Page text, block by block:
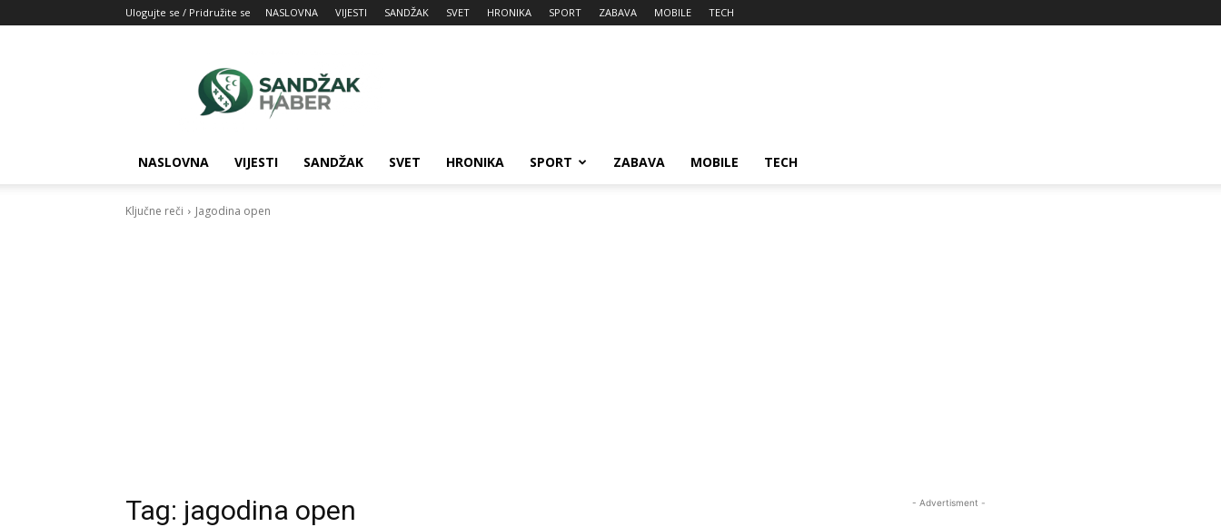
Ulogujte se / Pridružite se NASLOVNA VIJESTI SANDŽAK SVET HRONIKA SPORT ZABAVA MOBILE TECH
Vaš
izvor
NASLOVNA VIJESTI SANDŽAK SVET HRONIKA SPORT ZABAVA MOBILE TECH
Ključne reči Jagodina open
Tag: jagodina open - Advertisment -